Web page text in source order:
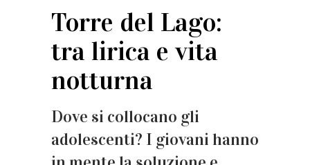
Torre del Lago:
tra lirica e vita
notturna
Dove si collocano gli
adolescenti? I giovani hanno